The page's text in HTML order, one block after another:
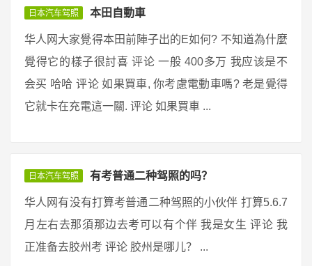
日本汽车驾照 本田自動車
华人网大家覺得本田前陣子出的E如何? 不知道為什麼
覺得它的樣子很討喜 评论 一般 400多万 我应该是不
会买 哈哈 评论 如果買車, 你考慮電動車嗎? 老是覺得
它就卡在充電這一關. 评论 如果買車 ...
日本汽车驾照 有考普通二种驾照的吗？
华人网有没有打算考普通二种驾照的小伙伴 打算5.6.7
月左右去那須那边去考可以有个伴 我是女生 评论 我
正准备去胶州考 评论 胶州是哪儿？ ...